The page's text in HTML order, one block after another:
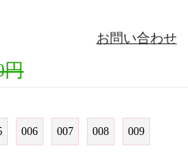
お問い合わせ
円
006 007 008 009